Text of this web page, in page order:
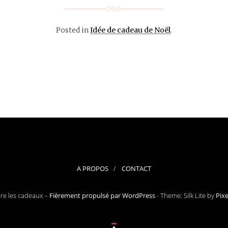
Posted in Idée de cadeau de Noël.
A PROPOS CONTACT
les cadeaux – Fièrement propulsé par WordPress-Theme: Silk Lite by